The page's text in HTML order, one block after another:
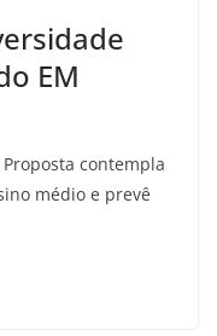
EM
Proposta contempla
médio e prevê